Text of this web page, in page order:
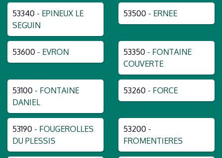
53340 - EPINEUX LE
SEGUIN
53500 - ERNEE
53600 - EVRON 53350 - FONTAINE
COUVERTE
53100 - FONTAINE
DANIEL
53260 - FORCE
53190 - FOUGEROLLES
DU PLESSIS
53200 -
FROMENTIERES